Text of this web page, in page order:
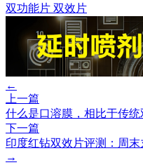
双功能片 双效片
←
上一篇
什么是口溶膜，相比于传
下一篇
印度红钻双效片评测：周
→